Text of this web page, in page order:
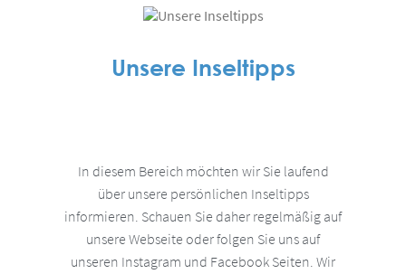
Unsere Inseltipps
In diesem Bereich möchten wir Sie laufend
über unsere persönlichen Inseltipps
informieren. Schauen Sie daher regelmäßig auf
unsere Webseite oder folgen Sie uns auf
unseren Instagram und Facebook Seiten. Wir